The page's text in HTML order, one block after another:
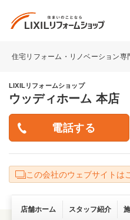
住宅リフォーム・リノベーション
LIXILリフォームショップ
ウッディホーム 本店
この会社のウェブサイトは
店舗ホーム スタッフ紹介